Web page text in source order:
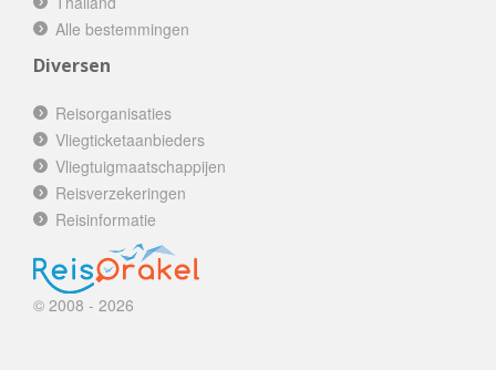
Alle bestemmingen
Diversen
Reisorganisaties
Vliegticketaanbieders
Vliegtuigmaatschappijen
Reisverzekeringen
Reisinformatie
© 2008 - 2026